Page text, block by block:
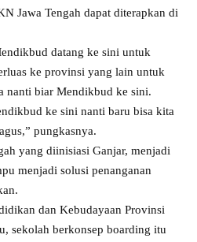
Jawa Tengah dapat diterapkan di
datang ke sini untuk
ke provinsi yang lain untuk
nanti biar Mendikbud ke sini.
ke sini nanti baru bisa kita
pungkasnya.
yang diinisiasi Ganjar, menjadi
menjadi solusi penanganan
dan Kebudayaan Provinsi
sekolah berkonsep boarding itu